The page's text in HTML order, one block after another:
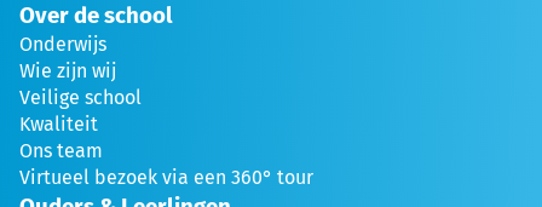
Over de school
Onderwijs
Wie zijn wij
Veilige school
Kwaliteit
Ons team
Virtueel bezoek via een 360° tour